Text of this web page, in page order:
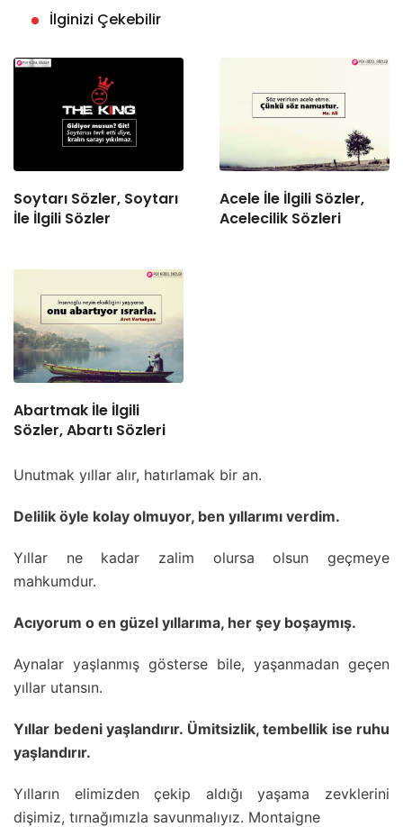
İlginizi Çekebilir
Soytarı Sözler, Soytarı
İle İlgili Sözler
Acele İle İlgili Sözler,
Acelecilik Sözleri
Abartmak İle İlgili
Sözler, Abartı Sözleri
Unutmak yıllar alır, hatırlamak bir an.
Delilik öyle kolay olmuyor, ben yıllarımı verdim.
Yıllar ne kadar zalim olursa olsun geçmeye
mahkumdur.
Acıyorum o en güzel yıllarıma, her şey boşaymış.
Aynalar yaşlanmış gösterse bile, yaşanmadan geçen
yıllar utansın.
Yıllar bedeni yaşlandırır. Ümitsizlik, tembellik ise ruhu
yaşlandırır.
Yılların elimizden çekip aldığı yaşama zevklerini
dişimiz, tırnağımızla savunmalıyız. Montaigne